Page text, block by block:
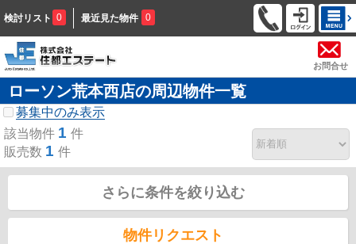
検討リスト 0 最近見た物件 0
お問合せ
ローソン荒本西店の周辺物件一覧
募集中のみ表示
該当物件 1 件
販売数 1 件
さらに条件を絞り込む
物件リクエスト